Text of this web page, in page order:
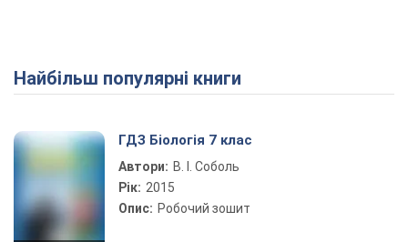
Найбільш популярні книги
ГДЗ Біологія 7 клас
Автори: В. І. Соболь
Рік: 2015
Опис: Робочий зошит